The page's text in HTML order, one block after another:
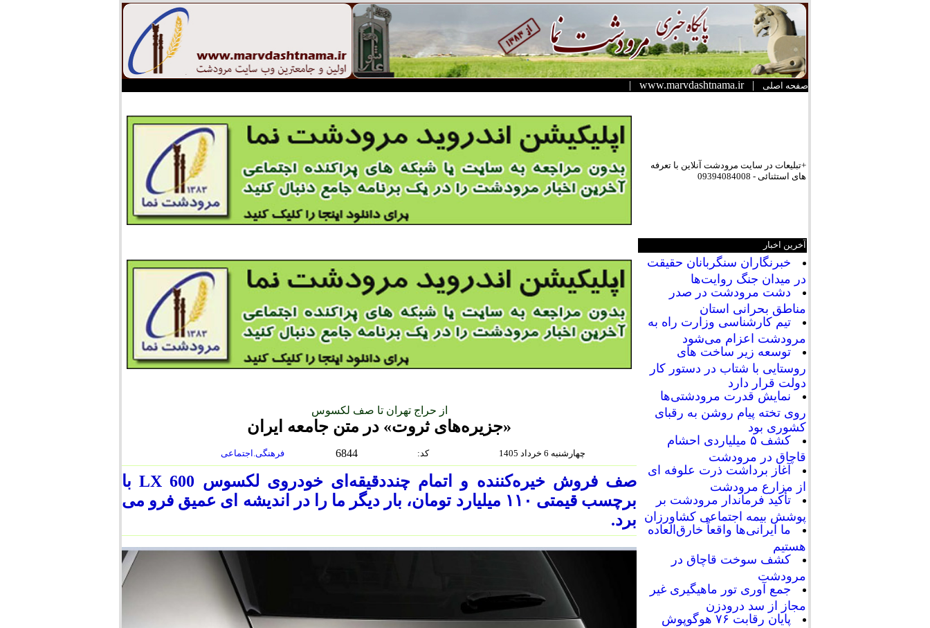
صفحه اصلی |
www.marvdashtnama.ir
|
+تبلیعات در سایت مرودشت آنلاین با تعرفه
های استثنائی - 09394084008
آخرین اخبار
خبرنگاران سنگربانان حقیقت
در میدان جنگ روایت‌ها
دشت مرودشت در صدر
مناطق بحرانی استان
تیم کارشناسی وزارت راه به
مرودشت اعزام می‌شود
توسعه زیر ساخت های
روستایی با شتاب در دستور کار
دولت قرار دارد
نمایش قدرت مرودشتی‌ها
روی تخته پیام روشن به رقبای
کشوری بود
کشف ۵ میلیاردی احشام
قاچاق در مرودشت
آغاز برداشت ذرت علوفه ای
از مزارع مرودشت
تأکید فرماندار مرودشت بر
پوشش بیمه اجتماعی کشاورزان
ما ایرانی‌ها واقعاً خارق‌العاده
هستیم
کشف سوخت قاچاق در
مرودشت
جمع آوری تور ماهیگیری غیر
مجاز از سد درودزن
پایان رقابت‌ ۷۶ هوگوپوش
از حراج تهران تا صف لکسوس
«جزیره‌های ثروت» در متن جامعه ایران
فرهنگی.اجتماعی 6844 :كد چهارشنبه 6 خرداد 1405
صف فروش خیره‌کننده و اتمام چنددقیقه‌ای خودروی لکسوس LX 600 با
برچسب قیمتی ۱۱۰ میلیارد تومان، بار دیگر ما را در اندیشه ای عمیق فرو می
برد.